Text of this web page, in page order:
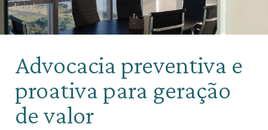
digital.
Advocacia preventiva e
proativa para geração
de valor